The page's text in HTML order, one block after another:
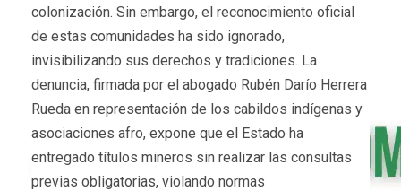
colonización. Sin embargo, el reconocimiento oficial
de estas comunidades ha sido ignorado,
invisibilizando sus derechos y tradiciones. La
denuncia, firmada por el abogado Rubén Darío Herrera
Rueda en representación de los cabildos indígenas y
asociaciones afro, expone que el Estado ha
entregado títulos mineros sin realizar las consultas
previas obligatorias, violando normas